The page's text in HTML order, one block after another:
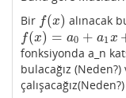
Bir f(x)
f(x) alınacak
f(x) = a0 + a1x
f(x)=a 0+ a1x +a 2x2+ ..
fonksiyonda a_n
bulacağız
çalışacağız(Neden?)